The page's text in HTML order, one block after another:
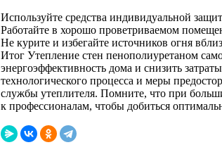
Используйте средства индивидуальной
Работайте в хорошо проветриваемом
Не курите и избегайте источников огня
Итог Утепление стен пенополиуретаном
энергоэффективность дома и снизить
технологического процесса и меры
службы утеплителя. Помните, что при
к профессионалам, чтобы добиться